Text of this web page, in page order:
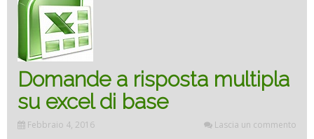
Domande a risposta multipla
su excel di base
Febbraio 4, 2016 Lascia un commento